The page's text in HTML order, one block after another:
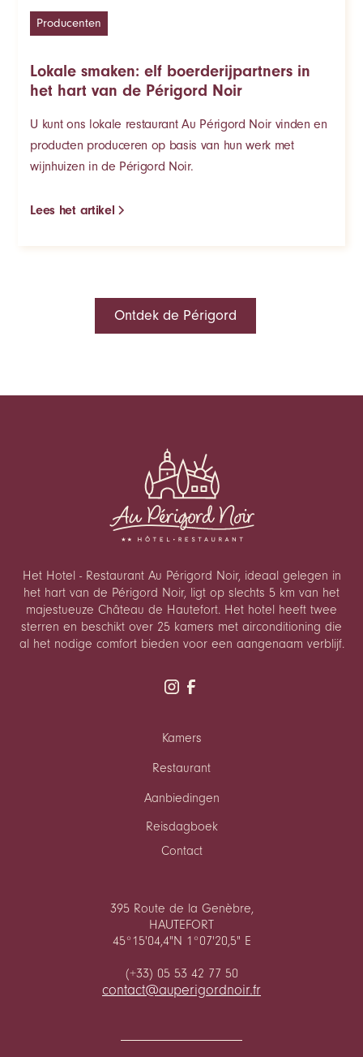
Producenten
Lokale smaken: elf boerderijpartners in
het hart van de Périgord Noir
U kunt ons lokale restaurant Au Périgord Noir vinden en
producten produceren op basis van hun werk met
wijnhuizen in de Périgord Noir.
Lees het artikel
Ontdek de Périgord
Het Hotel - Restaurant Au Périgord Noir, ideaal gelegen in
het hart van de Périgord Noir, ligt op slechts 5 km van het
majestueuze Château de Hautefort. Het hotel heeft twee
sterren en beschikt over 25 kamers met airconditioning die
al het nodige comfort bieden voor een aangenaam verblijf.
Kamers
Restaurant
Aanbiedingen
Reisdagboek
Contact
395 Route de la Genèbre,
HAUTEFORT
45°15'04,4"N 1°07'20,5" E
(+33) 05 53 42 77 50
contact@auperigordnoir.fr